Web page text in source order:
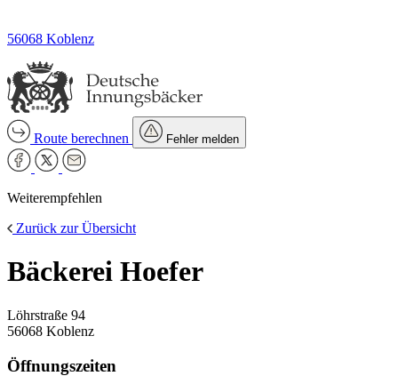
56068 Koblenz
Route berechnen Fehler melden
Weiterempfehlen
Zurück zur Übersicht
Bäckerei Hoefer
Löhrstraße 94
56068 Koblenz
Öffnungszeiten